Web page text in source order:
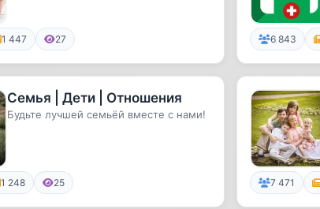
1 447 27 6 843
Семья | Дети | Отношения
Будьте лучшей семьёй вместе с нами!
1 248 25 7 471